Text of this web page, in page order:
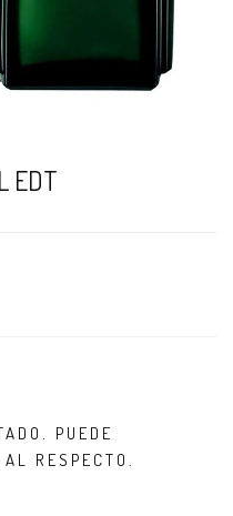
EDT
PUEDE
RESPECTO.